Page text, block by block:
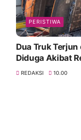
PERISTIWA
Dua Truk
Diduga Akibat
REDAKSI 10.00